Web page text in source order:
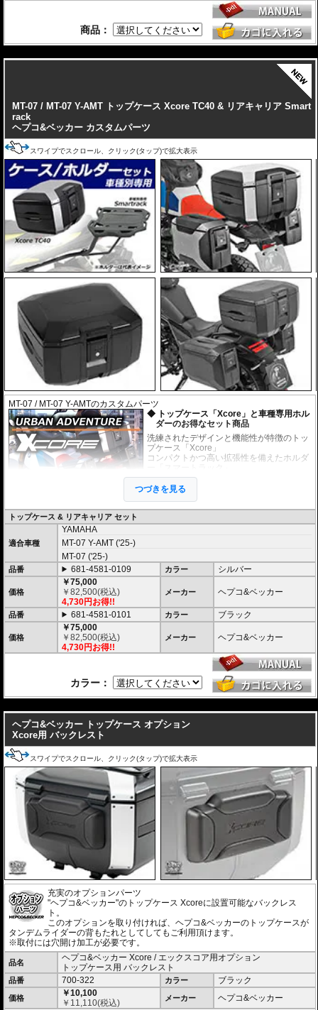
※写真のEasylackは位置決めガイドを折りたたんだ状態、Alurackは位置決めガ
イドを取り付けた状態です。
ヘプコ&ベッカーのトップケースはこちらからご確認下さい。
商品：
MT-07 / MT-07 Y-AMT トップケース Xcore TC40 & リアキャリア Smart
rack
ヘプコ&ベッカー カスタムパーツ
スワイプでスクロール、クリック(タップ)で拡大表示
MT-07 / MT-07 Y-AMTのカスタムパーツ
トップケース「Xcore」と車種専用ホル
ダーのお得なセット商品
洗練されたデザインと機能性が特徴のトッ
プケース「Xcore」
コンパクトかつ高い拡張性を備えたホルダ
上記のケースとホルダーがセットになった
お得なセット商品です。
未知の冒険へ挑むための次世代アドベン
高いデザイン性と機能性を兼ね備え、長距離ツーリングから日々のライディ
ングまで完璧にサポートする次世代のハードケース「XCORE（エックスコ
ア）」シリーズ。
その「XCORE（エックスコア）」シリーズに待望のトップケースが登場。頑
丈な構造と洗練された外観があなたのモーターサイクルライフを一段上のス
テージへと引き上げ、新しいアドベンチャーツーリングを切り拓きます。
新世代の装着システム「Smartrack」
新しいXCOREトップケースは、HEPCO&BECKERの最新キャリアシステム
「Smartrack」向けに専用開発。
内蔵されたクイックリリースシステムにより、キャリアへスライドさせるだ
けで迅速かつ安全にロックが完了。
日常使いと本格的なツーリングシーンを瞬時に切り替えることができます。
堅牢なハイブリッド構造 ＆ 圧倒的な防塵・防水性能
高い耐衝撃性を持つエンジニアリング樹脂と、軽量化を実現する高品質アル
用環境下でも歪まない圧倒的な安定性と高耐久性を実現しました。
また、特別設計された高密閉のリッドシールにより、圧倒的な防塵・防水を
達成。過酷なテストを100%クリアした実績が、突発的な豪雨や水しぶき、
砂埃から大切な荷物を完全に守り抜きます。
スタイリッシュで現代的なアドベンチャーデザイン
印象的なエッジラインと洗練されたモダンなフォルムは、先行して展開され
ているC-Bowキャリア用「XCOREサイドケース」のデザインと完全融合。
象徴的なアルミエンブレムとメカニカルな意匠が、車両全体に調和のとれた
一体感と、プレミアムな高級感をもたらします。
日常を快適にする高い機能性
ヘルメットや日常の荷物をしっかりと収納できる大容量でありながら、使い
勝手にも妥協はありません。
また、持ち運びに便利なキャリーハンドルをケース両側に配置。
さらに、ケース内にはフロアマットを標準装備し、収納した荷物をケース底
面との擦れや衝撃から保護します。
車種別専用キャリアによる確実な取付
車種別専用設計のリアキャリア「スマートラック」をケースホルダーとして
採用。 シンプルでスマートな設計にこだわり、確実な取付が可能です。車体
デザインとの一体感にも優れ、マシンのイメージも損ないません。
製品仕様
容量 : 40L
サイズ : 30 × 44 × 37cm
重量 : 約3.7kg
つづきを見る
トップケース & リアキャリア セット
適合車種
YAMAHA
MT-07 Y-AMT ('25-)
MT-07 ('25-)
品番 681-4581-0109 カラー シルバー
価格
￥75,000
￥82,500(税込)
4,730円お得!!
メーカー ヘプコ&ベッカー
品番 681-4581-0101 カラー ブラック
価格
￥75,000
￥82,500(税込)
4,730円お得!!
メーカー ヘプコ&ベッカー
カラー：
ヘプコ&ベッカー トップケース オプション
Xcore用 バックレスト
スワイプでスクロール、クリック(タップ)で拡大表示
充実のオプションパーツ
"ヘプコ&ベッカー"のトップケース Xcoreに設置可能なバックレス
ト。
このオプションを取り付ければ、ヘプコ&ベッカーのトップケースが
タンデムライダーの背もたれとしてしてもご利用頂けます。
※取付には穴開け加工が必要です。
品名
ヘプコ&ベッカー Xcore / エックスコア用オプション
トップケース用 バックレスト
品番 700-322 カラー ブラック
価格
￥10,100
￥ 11,110(税込) メーカー ヘプコ&ベッカー